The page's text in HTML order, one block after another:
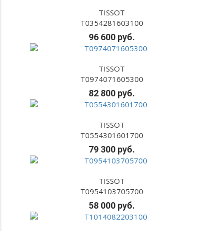
TISSOT
T0354281603100
96 600 руб.
TISSOT
T0974071605300
82 800 руб.
TISSOT
T0554301601700
79 300 руб.
TISSOT
T0954103705700
58 000 руб.